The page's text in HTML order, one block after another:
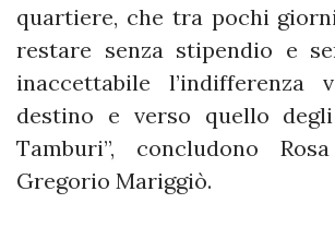
quartiere, che tra pochi
restare senza stipendio e
inaccettabile
destino e verso quello
Tamburi”, concludono
Gregorio Mariggiò.